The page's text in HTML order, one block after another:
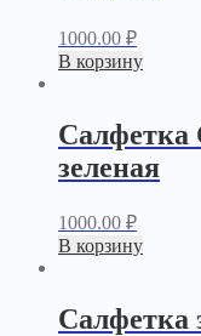
1000.00 ₽
В корзину
Салфетка
зеленая
1000.00 ₽
В корзину
Салфетка